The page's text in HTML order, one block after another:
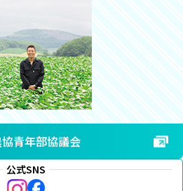
青年部協議会
公式SNS